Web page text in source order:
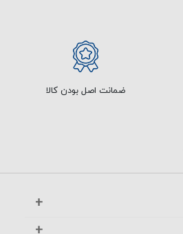
ضمانت اصل بودن کالا